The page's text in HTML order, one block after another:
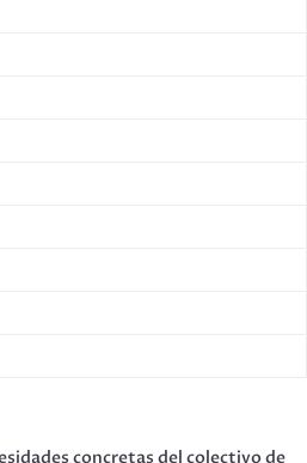
concretas del colectivo de